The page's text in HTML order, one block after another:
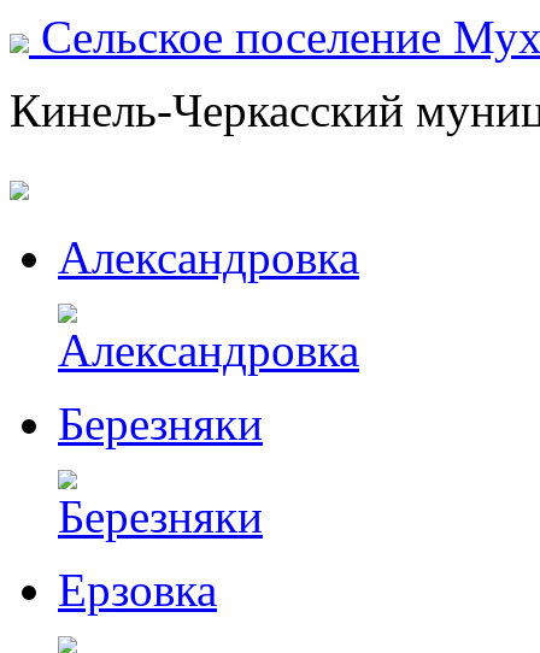
Сельское поселение
Кинель-Черкасский
Александровка
Березняки
Ерзовка